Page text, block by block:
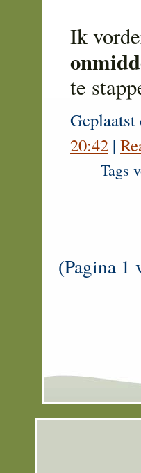
Ik
te
Geplaatst
20:42 |
Tags
(Pagina 1